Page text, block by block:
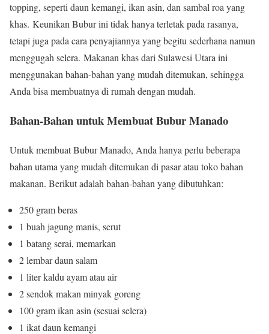
topping, seperti daun kemangi, ikan asin, dan sambal roa yang
khas. Keunikan Bubur ini tidak hanya terletak pada rasanya,
tetapi juga pada cara penyajiannya yang begitu sederhana namun
menggugah selera. Makanan khas dari Sulawesi Utara ini
menggunakan bahan-bahan yang mudah ditemukan, sehingga
Anda bisa membuatnya di rumah dengan mudah.
Bahan-Bahan untuk Membuat Bubur Manado
Untuk membuat Bubur Manado, Anda hanya perlu beberapa
bahan utama yang mudah ditemukan di pasar atau toko bahan
makanan. Berikut adalah bahan-bahan yang dibutuhkan:
250 gram beras
1 buah jagung manis, serut
1 batang serai, memarkan
2 lembar daun salam
1 liter kaldu ayam atau air
2 sendok makan minyak goreng
100 gram ikan asin (sesuai selera)
1 ikat daun kemangi